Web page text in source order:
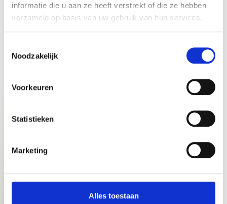
informatie die u aan ze heeft verstrekt of die ze hebben
verzameld op basis van uw gebruik van hun services.
Noodzakelijk
Voorkeuren
Statistieken
Marketing
Alles toestaan
Naam
Email